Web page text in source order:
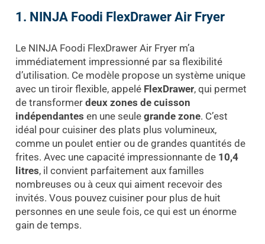
1. NINJA Foodi FlexDrawer Air Fryer
Le NINJA Foodi FlexDrawer Air Fryer m’a
immédiatement impressionné par sa flexibilité
d’utilisation. Ce modèle propose un système unique
avec un tiroir flexible, appelé FlexDrawer, qui permet
de transformer deux zones de cuisson
indépendantes en une seule grande zone. C’est
idéal pour cuisiner des plats plus volumineux,
comme un poulet entier ou de grandes quantités de
frites. Avec une capacité impressionnante de 10,4
litres, il convient parfaitement aux familles
nombreuses ou à ceux qui aiment recevoir des
invités. Vous pouvez cuisiner pour plus de huit
personnes en une seule fois, ce qui est un énorme
gain de temps.